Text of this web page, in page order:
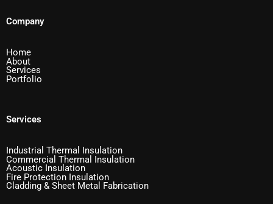
Company
Home
About
Services
Portfolio
Services
Industrial Thermal Insulation
Commercial Thermal Insulation
Acoustic Insulation
Fire Protection Insulation
Cladding & Sheet Metal Fabrication